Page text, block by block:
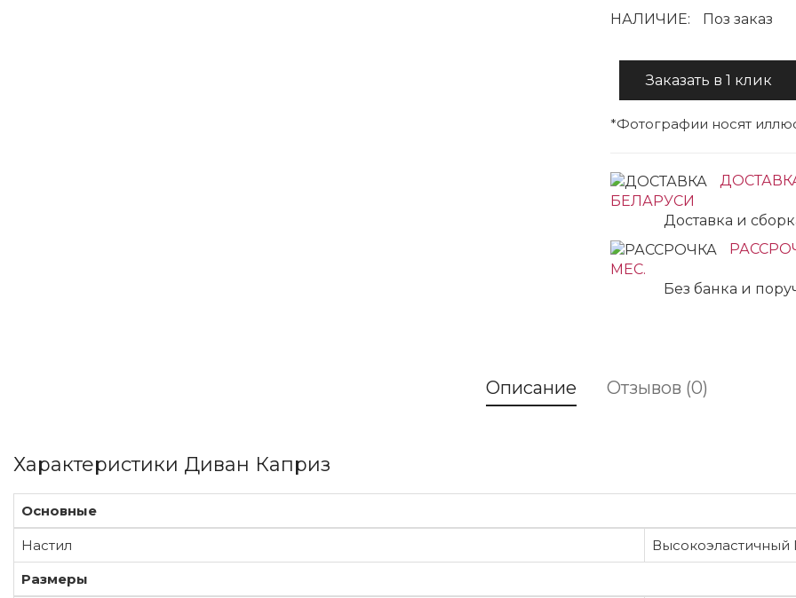
НАЛИЧИЕ: Поз заказ
Заказать в 1 клик
*Фотографии носят
БЕЛАРУСИ
Доставка и
МЕС.
Без банка и
Описание Отзывов (0)
Характеристики Диван Каприз
Основные
Настил
Размеры